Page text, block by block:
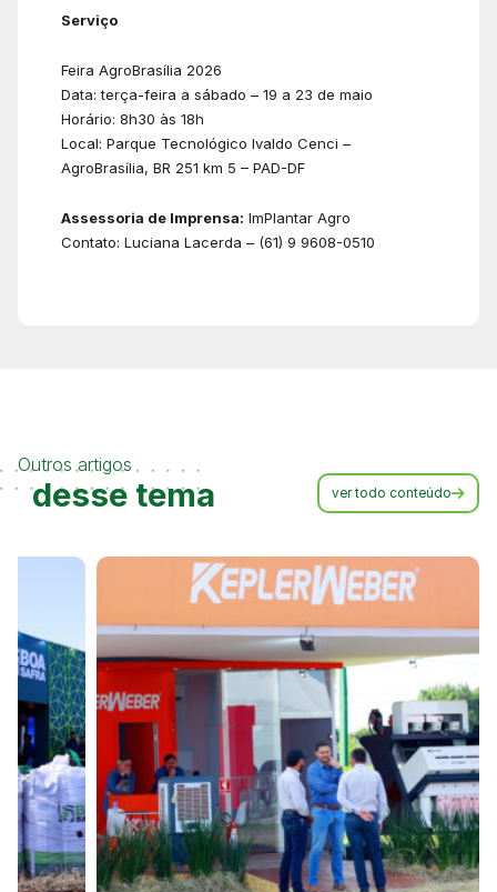
Serviço
Feira AgroBrasília 2026
Data: terça-feira a sábado – 19 a 23 de maio
Horário: 8h30 às 18h
Local: Parque Tecnológico Ivaldo Cenci –
AgroBrasília, BR 251 km 5 – PAD-DF
Assessoria de Imprensa: ImPlantar Agro
Contato: Luciana Lacerda – (61) 9 9608-0510
Outros artigos
desse tema ver todo conteúdo